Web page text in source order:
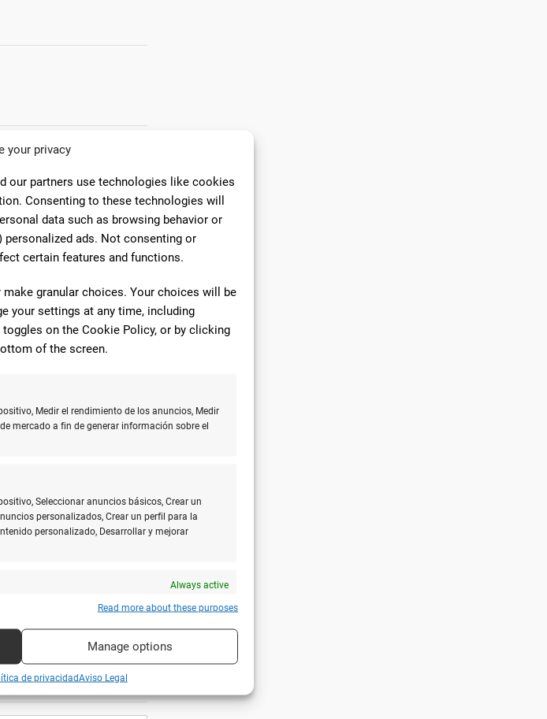
your privacy
our partners use technologies like cookies
Consenting to these technologies will
data such as browsing behavior or
ads. Not consenting or
certain features and functions.
granular choices. Your choices will be
your settings at any time, including
on the Cookie Policy, or by clicking
of the screen.
Medir el rendimiento de los anuncios, Medir
mercado a fin de generar información sobre el
Seleccionar anuncios básicos, Crear un
personalizados, Crear un perfil para la
personalizado, Desarrollar y mejorar
Always active
diferentes dispositivos, Recibir
precisa, Analizar activamente las
Read more about these purposes
Manage options
de privacidadAviso Legal
buen
imprimir algo
precios,
por el